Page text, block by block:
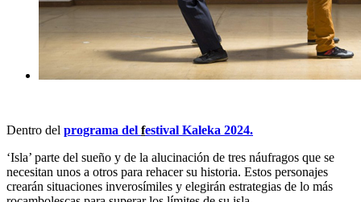
Dentro del programa del festival Kaleka 2024.
‘Isla’ parte del sueño y de la alucinación de tres náufragos que se
necesitan unos a otros para rehacer su historia. Estos personajes
crearán situaciones inverosímiles y elegirán estrategias de lo más